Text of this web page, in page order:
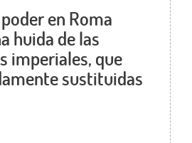
en Roma
huida de las
imperiales, que
sustituidas